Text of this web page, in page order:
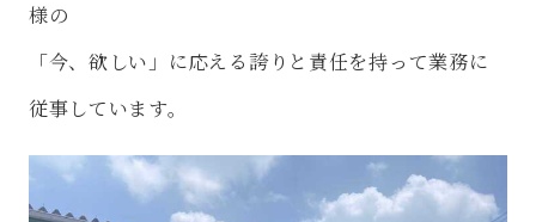
様の
「今、欲しい」に応える誇りと責任を持って業務に
従事しています。